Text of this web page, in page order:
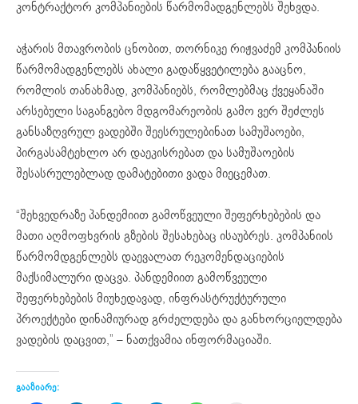
კონტრაქტორ კომპანიების წარმომადგენლებს შეხვდა.
აჭარის მთავრობის ცნობით, თორნიკე რიჟვაძემ კომპანიის
წარმომადგენლებს ახალი გადაწყვეტილება გააცნო,
რომლის თანახმად, კომპანიებს, რომლებმაც ქვეყანაში
არსებული საგანგებო მდგომარეობის გამო ვერ შეძლეს
განსაზღვრულ ვადებში შეესრულებინათ სამუშაოები,
პირგასამტეხლო არ დაეკისრებათ და სამუშაოების
შესასრულებლად დამატებითი ვადა მიეცემათ.
“შეხვედრაზე პანდემიით გამოწვეული შეფერხებების და
მათი აღმოფხვრის გზების შესახებაც ისაუბრეს. კომპანიის
წარმომდგენლებს დაევალათ რეკომენდაციების
მაქსიმალური დაცვა. პანდემიით გამოწვეული
შეფერხებების მიუხედავად, ინფრასტრუქტურული
პროექტები დინამიურად გრძელდება და განხორციელდება
ვადების დაცვით,” – ნათქვამია ინფორმაციაში.
გააზიარე: